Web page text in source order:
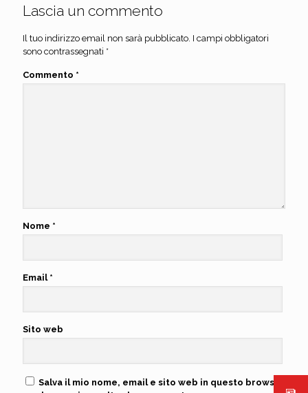
Lascia un commento
Il tuo indirizzo email non sarà pubblicato. I campi obbligatori
sono contrassegnati *
Commento *
Nome *
Email *
Sito web
Salva il mio nome, email e sito web in questo browser